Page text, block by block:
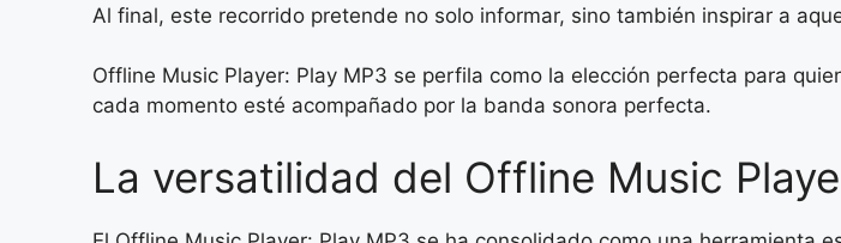
Al final, este recorrido pretende no solo informar, sino también inspirar a
Offline Music Player: Play MP3 se perfila como la elección perfecta para
cada momento esté acompañado por la banda sonora perfecta.
La versatilidad del Offline Music